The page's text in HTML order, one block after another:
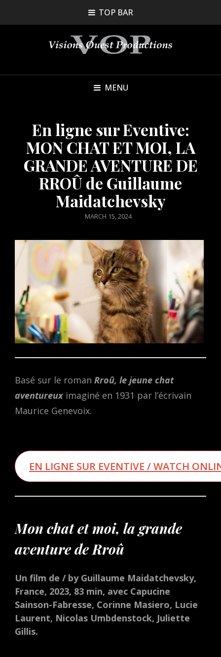
TOP BAR
MENU
En ligne sur Eventive:
MON CHAT ET MOI, LA
GRANDE AVENTURE DE
RROÛ de Guillaume
Maidatchevsky
POSTED
MARCH 15, 2024
Basé sur le roman Rroû, le jeune chat
aventureux imaginé en 1931 par l’écrivain
Maurice Genevoix.
EN LIGNE SUR EVENTIVE / WATCH
Mon chat et moi, la grande
aventure de Rroû
Un film de / by Guillaume Maidatchevsky,
France, 2023, 83 min, avec Capucine
Sainson-Fabresse, Corinne Masiero, Lucie
Laurent, Nicolas Umbdenstock, Juliette
Gillis.